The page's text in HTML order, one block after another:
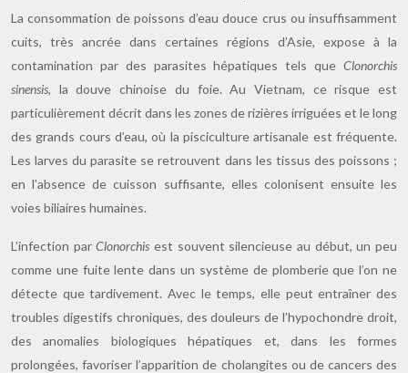
La consommation de poissons d’eau douce crus ou insuffisamment
cuits, très ancrée dans certaines régions d’Asie, expose à la
contamination par des parasites hépatiques tels que Clonorchis
sinensis, la douve chinoise du foie. Au Vietnam, ce risque est
particulièrement décrit dans les zones de rizières irriguées et le long
des grands cours d’eau, où la pisciculture artisanale est fréquente.
Les larves du parasite se retrouvent dans les tissus des poissons ;
en l’absence de cuisson suffisante, elles colonisent ensuite les
voies biliaires humaines.
L’infection parClonorchis est souvent silencieuse au début, un peu
comme une fuite lente dans un système de plomberie que l’on ne
détecte que tardivement. Avec le temps, elle peut entraîner des
troubles digestifs chroniques, des douleurs de l’hypochondre droit,
des anomalies biologiques hépatiques et, dans les formes
prolongées, favoriser l’apparition de cholangites ou de cancers des